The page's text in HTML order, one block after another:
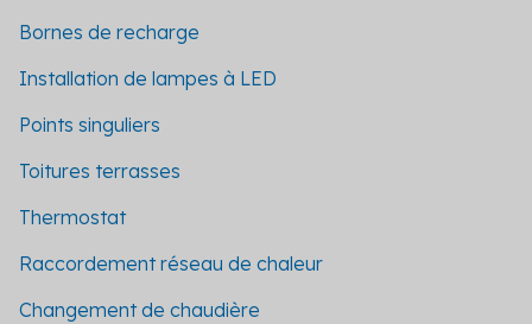
Bornes de recharge
Installation de lampes à LED
Points singuliers
Toitures terrasses
Thermostat
Raccordement réseau de chaleur
Changement de chaudière